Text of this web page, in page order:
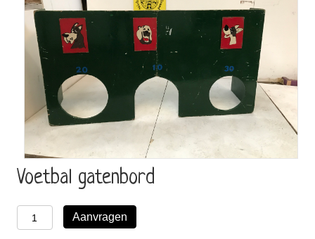
voetbal gatenbord
voetbal
gatenbord
Aanvragen